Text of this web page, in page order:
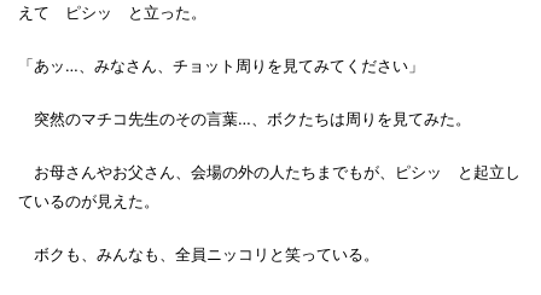
えて ピシッ と立った。
「あッ…、みなさん、チョット周りを見てみてください」
突然のマチコ先生のその言葉…、ボクたちは周りを見てみた。
お母さんやお父さん、会場の外の人たちまでもが、ピシッ と起立し
ているのが見えた。
ボクも、みんなも、全員ニッコリと笑っている。